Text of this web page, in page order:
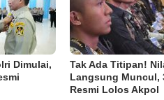
Dimulai,
Tak Ada Titipan!
Langsung Muncul,
Resmi Lolos Akpol